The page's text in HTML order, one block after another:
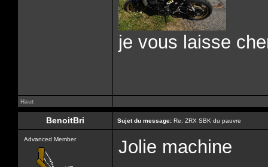
je vous laisse
Haut
BenoitBri Sujet du message: Re: ZRX SBK du pauvre
Advanced Member Jolie machine